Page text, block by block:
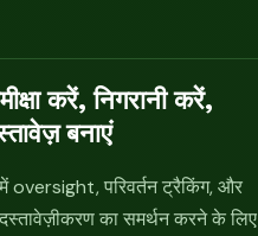
करें, निगरानी करें,
बनाएं
oversight, परिवर्तन ट्रैकिंग, और
का समर्थन करने के लिए